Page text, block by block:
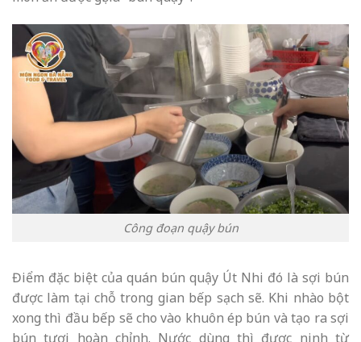
Công đoạn quậy bún
Điểm đặc biệt của quán bún quậy Út Nhi đó là sợi bún
được làm tại chỗ trong gian bếp sạch sẽ. Khi nhào bột
xong thì đầu bếp sẽ cho vào khuôn ép bún và tạo ra sợi
bún tươi hoàn chỉnh. Nước dùng thì được ninh từ